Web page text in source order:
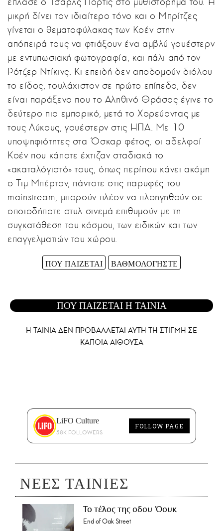
μικρή δίνει τον ιδιαίτερο τόνο και ο Μπρίτζες
γίνεται ο θεματοφύλακας των Κοέν στην
απόπειρά τους να φτιάξουν ένα αμβλύ γουέστερν
με εντυπωσιακή φωτογραφία, και πάλι από τον
Ρότζερ Ντίκινς. Κι επειδή δεν αποδομούν διόλου
το είδος, τουλάχιστον σε πρώτο επίπεδο, δεν
είναι παράξενο που το Αληθινό Θράσος έγινε το
δεύτερο πιο εμπορικό, μετά το Χορεύοντας με
τους Λύκους, γουέστερν στις ΗΠΑ. Με 10
υποψηφιότητες στα Όσκαρ φέτος, οι αδελφοί
Κοέν που κάποτε έχτιζαν σταδιακά το
«ακαταλόγιστό» τους, όπως περίπου κάνει ακόμη
ο Τιμ Μπέρτον, πάντοτε στις παρυφές του
mainstream, μπορούν πλέον να πλοηγηθούν σε
οποιοδήποτε στυλ σινεμά επιθυμούν με τη
συγκατάθεση του κόσμου, των ειδικών και των
επαγγελματιών του χώρου.
ΠΟΥ ΠΑΙΖΕΤΑΙ ΒΑΘΜΟΛΟΓΗΣΤΕ
ΠΟΥ ΠΑΙΖΕΤΑΙ Η ΤΑΙΝΙΑ
Η ΤΑΙΝΙΑ ΔΕΝ ΠΡΟΒΑΛΛΕΤΑΙ AYTH ΤΗ ΣΤΙΓΜΗ ΣΕ
ΚΑΠΟΙΑ ΑΙΘΟΥΣΑ
LiFO Culture
58K FOLLOWERS
FOLLOW PAGE
ΝΕΕΣ ΤΑΙΝΙΕΣ
Το τέλος της οδου Όουκ
End of Oak Street